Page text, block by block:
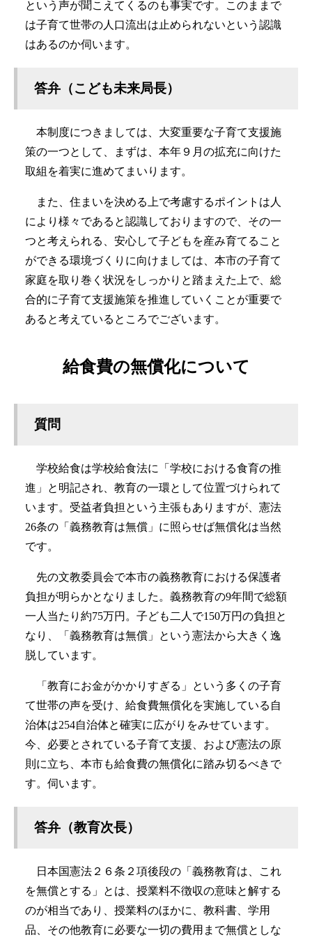
という声が聞こえてくるのも事実です。このままで
は子育て世帯の人口流出は止められないという認識
はあるのか伺います。
答弁（こども未来局長）
本制度につきましては、大変重要な子育て支援施
策の一つとして、まずは、本年９月の拡充に向けた
取組を着実に進めてまいります。
また、住まいを決める上で考慮するポイントは人
により様々であると認識しておりますので、その一
つと考えられる、安心して子どもを産み育てること
ができる環境づくりに向けましては、本市の子育て
家庭を取り巻く状況をしっかりと踏まえた上で、総
合的に子育て支援施策を推進していくことが重要で
あると考えているところでございます。
給食費の無償化について
質問
学校給食は学校給食法に「学校における食育の推
進」と明記され、教育の一環として位置づけられて
います。受益者負担という主張もありますが、憲法
26条の「義務教育は無償」に照らせば無償化は当然
です。
先の文教委員会で本市の義務教育における保護者
負担が明らかとなりました。義務教育の9年間で総額
一人当たり約75万円。子ども二人で150万円の負担と
なり、「義務教育は無償」という憲法から大きく逸
脱しています。
「教育にお金がかかりすぎる」という多くの子育
て世帯の声を受け、給食費無償化を実施している自
治体は254自治体と確実に広がりをみせています。
今、必要とされている子育て支援、および憲法の原
則に立ち、本市も給食費の無償化に踏み切るべきで
す。伺います。
答弁（教育次長）
日本国憲法２６条２項後段の「義務教育は、これ
を無償とする」とは、授業料不徴収の意味と解する
のが相当であり、授業料のほかに、教科書、学用
品、その他教育に必要な一切の費用まで無償としな